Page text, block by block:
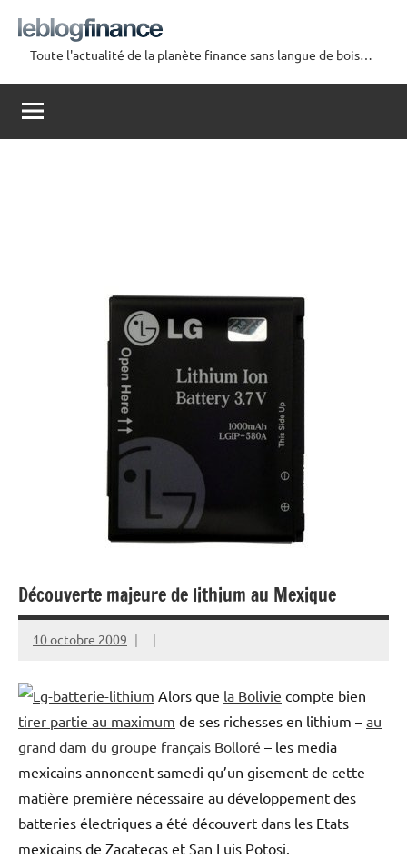
contenu
Le
Blog
Finance
Toute l'actualité de la planète finance sans langue de bois…
Découverte majeure de lithium au Mexique
10 octobre 2009
Alors que la Bolivie compte bien
tirer partie au maximum de ses richesses en lithium – au
grand dam du groupe français Bolloré – les media
mexicains annoncent samedi qu’un gisement de cette
matière première nécessaire au développement des
batteries électriques a été découvert dans les Etats
mexicains de Zacatecas et San Luis Potosi.